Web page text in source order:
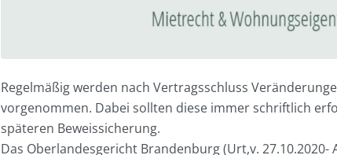
Regelmäßig werden nach Vertragsschluss
vorgenommen. Dabei sollten diese immer schriftlich
späteren Beweissicherung.
Das Oberlandesgericht Brandenburg (Urt,v. 27.10.2020-